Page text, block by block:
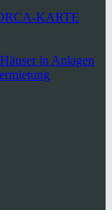
KARTE
in Anlagen